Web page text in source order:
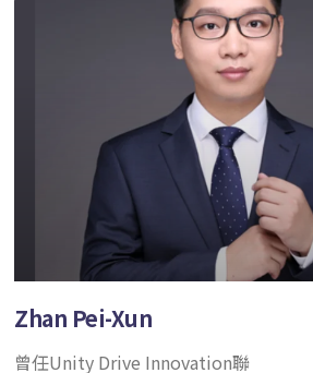
Zhan Pei-Xun
曾任Unity Drive Innovation聯